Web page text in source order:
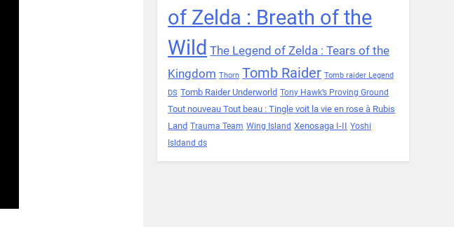
of Zelda : Breath of the
Wild The Legend of Zelda : Tears of the
Kingdom Thorn Tomb Raider Tomb raider Legend
DS Tomb Raider Underworld Tony Hawk’s Proving Ground
Tout nouveau Tout beau : Tingle voit la vie en rose à Rubis
Land Trauma Team Wing Island Xenosaga I-II Yoshi
Isldand ds